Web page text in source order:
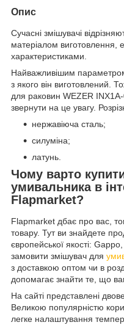
Опис
Сучасні змішувачі
матеріалом виготовлення,
характеристиками.
Найважливішим
з якого він виготовлений.
для раковин WEZER INX1A-
звернути на це увагу.
нержавіюча сталь;
силуміна;
латунь.
Чому варто
умивальника в
Flapmarket?
Flapmarket дбає про вас,
товару. Тут ви знайдете
європейської якості:
замовити змішувач для
з доставкою оптом чи в
допомагає знайти те, що
На сайті представлені
Великою популярністю
легке налаштування